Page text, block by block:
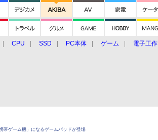
CPU SSD PC本体 ゲーム 電子工作
帯ゲーム機」になるゲームパッドが登場